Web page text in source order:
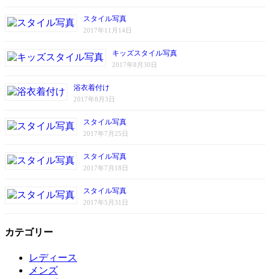
スタイル写真
2017年11月14日
キッズスタイル写真
2017年8月30日
浴衣着付け
2017年8月3日
スタイル写真
2017年7月25日
スタイル写真
2017年7月18日
スタイル写真
2017年5月31日
カテゴリー
レディース
メンズ